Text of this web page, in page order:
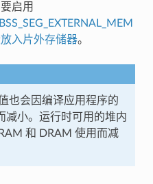
启用
入片外存储器。
也会因编译应用程序的
减小。运行时可用的堆内
和 DRAM 使用而减